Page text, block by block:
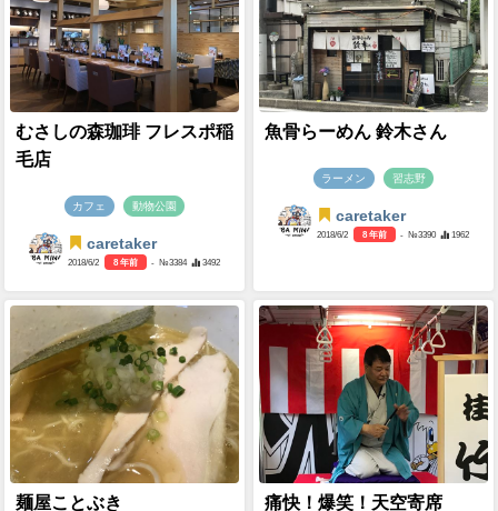
むさしの森珈琲 フレスポ稲
毛店
カフェ 動物公園
caretaker
2018/6/2 8 年前 - №3384 3492
魚骨らーめん 鈴木さん
ラーメン 習志野
caretaker
2018/6/2 8 年前 - №3390 1962
麺屋ことぶき 痛快！爆笑！天空寄席